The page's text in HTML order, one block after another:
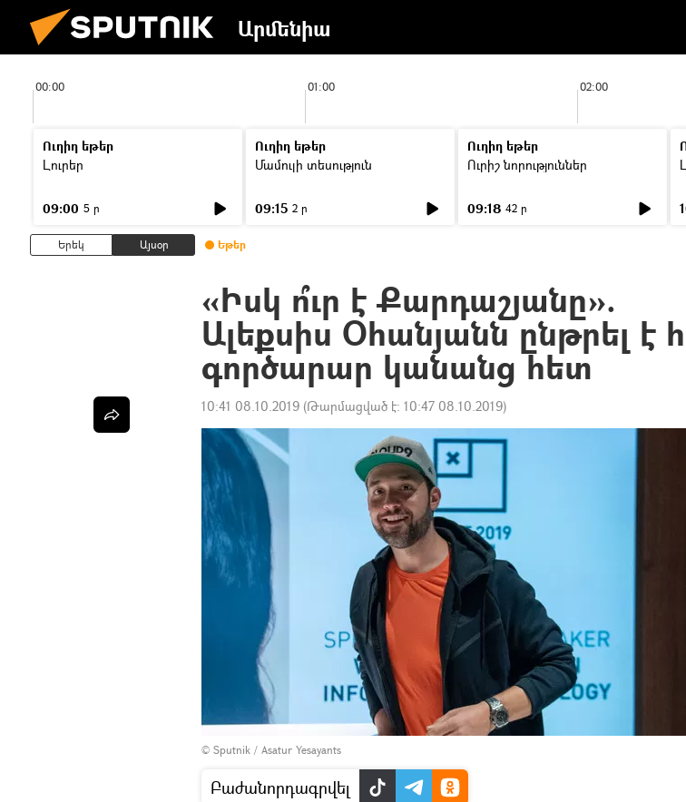
Արմենիա
00:00 01:00 02:00
Ուղիղ եթեր
Լուրեր
09:00 5 ր
Ուղիղ եթեր
Մամուլի տեսություն
09:15 2 ր
Ուղիղ եթեր
Ուրիշ նորություններ
09:18 42 ր
Երեկ Այսօր Եթեր
«Իսկ ո՞ւր է Քարդաշյանը».
Ալեքսիս Օհանյանն ընթրել է
գործարար կանանց հետ
10:41 08.10.2019 (Թարմացված է: 10:47 08.10.2019)
© Sputnik / Asatur Yesayants
Բաժանորդագրվել